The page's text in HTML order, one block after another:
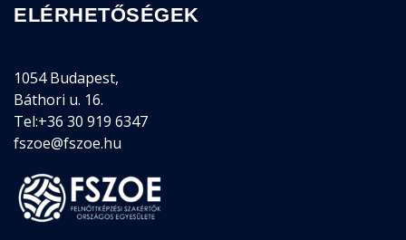
ELÉRHETŐSÉGEK
1054 Budapest,
Báthori u. 16.
Tel:+36 30 919 6347
fszoe@fszoe.hu